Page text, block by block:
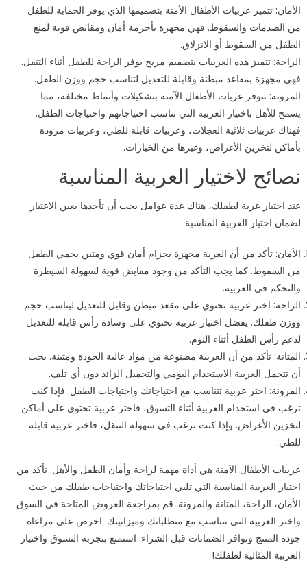
الأمان: تتميز عربيات الأطفال الأمنة بتصميمها الذي يوفر الحماية للطفل
من الصدمات والسقوط. فهي مجهزة بأحزمة أمان ومقابض قوية لمنع
الطفل من السقوط أو الانزلاق.
الراحة: تتميز هذه العربيات بتصميم مريح يوفر الراحة للطفل أثناء التنقل.
فهي مجهزة بمقاعد مبطنة وقابلة للتعديل لتناسب حجم ووزن الطفل.
المرونة: تتوفر عربات الأطفال الآمنة بتشكيلات وأنماط مختلفة، مما
يسمح للأهل باختيار العربية التي تناسب احتياجاتهم واحتياجات الطفل.
فهناك عربيات ثلاثية العجلات، وعربيات قابلة للطي، وعربيات مزودة
بأماكن لتخزين الأغراض، وغيرها من الخيارات.
نصائح لاختيار العربية المناسبة
عند اختيار عربة لطفلك، هناك عدة عوامل يجب أن تأخذها بعين الاعتبار
لضمان اختيار العربية المناسبة:
الأمان: تأكد من أن العربة مجهزة بحزام أمان قوي ومتين يحمي الطفل
من السقوط. كما يجب التأكد من وجود مقابض قوية لسهولة السيطرة
والتحكم في العربية.
الراحة: اختر عربية تحتوي على مقعد مبطن وقابل للتعديل ليناسب حجم
ووزن طفلك. يفضل اختيار عربية تحتوي على وسادة رأس قابلة للتعديل
لدعم رأس الطفل أثناء النوم.
المتانة: تأكد من أن العربية مصنوعة من مواد عالية الجودة ومتينة. يجب
أن تتحمل العربية الاستخدام اليومي والتحميل الزائد دون أي تلف.
المرونة: اختر عربية تتناسب مع احتياجاتك واحتياجات الطفل. فإذا كنت
ترغب في استخدام العربية أثناء التسوق، فاختر عربية تحتوي على أماكن
لتخزين الأغراض. وإذا كنت ترغب في سهولة التنقل، فاختر عربية قابلة
للطي.
عربيات الأطفال الآمنة هي أداة مهمة لراحة وأمان الطفل والأهل. تأكد من
اختيار العربية المناسبة التي تلبي احتياجاتك واحتياجات طفلك من حيث
الأمان، الراحة، المتانة والمرونة. قم بمراجعة العروض المتاحة في السوق
واختر العربية التي تتناسب مع متطلباتك وميزانيتك. احرص على مراعاة
جودة المنتج وتوافر الضمانات قبل الشراء. استمتع بتجربة التسوق واختيار
العربية المثالية لطفلك!